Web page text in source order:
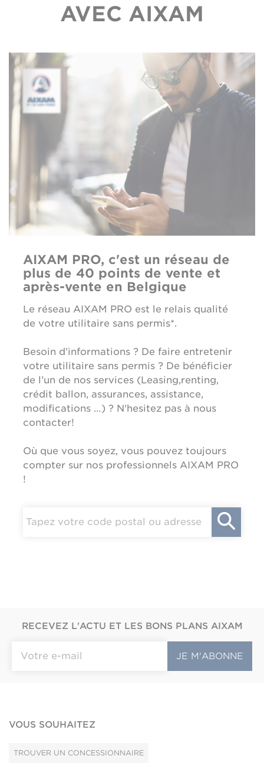
AVEC AIXAM
AIXAM PRO, c'est un réseau de
plus de 40 points de vente et
après-vente en Belgique
Le réseau AIXAM PRO est le relais qualité
de votre utilitaire sans permis*.
Besoin d’informations ? De faire entretenir
votre utilitaire sans permis ? De bénéficier
de l’un de nos services (Leasing,renting,
crédit ballon, assurances, assistance,
modifications …) ? N'hesitez pas à nous
contacter!
Où que vous soyez, vous pouvez toujours
compter sur nos professionnels AIXAM PRO
!
RECEVEZ L'ACTU ET LES BONS PLANS AIXAM
VOUS SOUHAITEZ
TROUVER UN CONCESSIONNAIRE